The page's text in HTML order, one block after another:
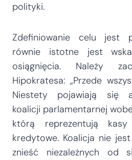
polityki.
Zdefiniowanie celu jest
równie istotne jest
osiągnięcia. Należy
Hipokratesa: „Przede
Niestety pojawiają się
koalicji parlamentarnej
którą reprezentują kasy
kredytowe. Koalicja nie
znieść niezależnych od